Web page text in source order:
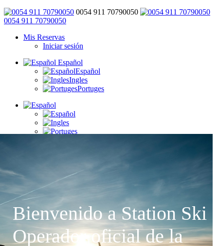
0054 911 70790050
0054 911 70790050
Mis Reservas
Iniciar sesión
Español
Español
Ingles
Portuges
Bienvenido a Station Ski
Operador oficial de la